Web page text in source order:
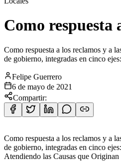
Como respuesta
Como respuesta a los reclamos y a
de gobierno, integradas en cinco
Felipe Guerrero
6 de mayo de 2021
Compartir:
Como respuesta a los reclamos y a
de gobierno, integradas en cinco
Atendiendo las Causas que